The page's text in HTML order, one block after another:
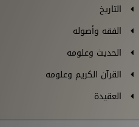
التاريخ
الفقه وأصوله
الحديث وعلومه
القرآن الكريم وعلومه
العقيدة